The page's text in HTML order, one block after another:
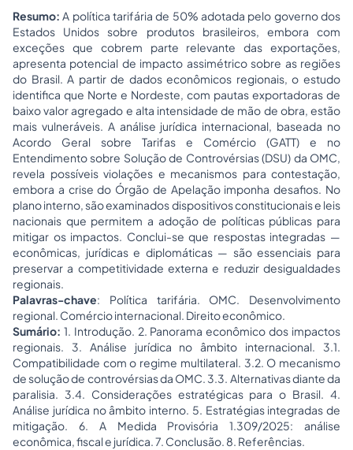
Resumo:A política tarifária de 50% adotada pelo governo dos
Estados Unidos sobre produtos brasileiros, embora com
exceções que cobrem parte relevante das exportações,
apresenta potencial de impacto assimétrico sobre as regiões
do Brasil. A partir de dados econômicos regionais, o estudo
identifica que Norte e Nordeste, com pautas exportadoras de
baixo valor agregado e alta intensidade de mão de obra, estão
mais vulneráveis. A análise jurídica internacional, baseada no
Acordo Geral sobre Tarifas e Comércio (GATT) e no
Entendimento sobre Solução de Controvérsias (DSU) da OMC,
revela possíveis violações e mecanismos para contestação,
embora a crise do Órgão de Apelação imponha desafios. No
plano interno, são examinados dispositivos constitucionais e leis
nacionais que permitem a adoção de políticas públicas para
mitigar os impactos. Conclui-se que respostas integradas —
econômicas, jurídicas e diplomáticas — são essenciais para
preservar a competitividade externa e reduzir desigualdades
regionais.
Palavras-chave: Política tarifária. OMC. Desenvolvimento
regional. Comércio internacional. Direito econômico.
Sumário: 1. Introdução. 2. Panorama econômico dos impactos
regionais. 3. Análise jurídica no âmbito internacional. 3.1.
Compatibilidade com o regime multilateral. 3.2. O mecanismo
de solução de controvérsias da OMC. 3.3. Alternativas diante da
paralisia. 3.4. Considerações estratégicas para o Brasil. 4.
Análise jurídica no âmbito interno. 5. Estratégias integradas de
mitigação. 6. A Medida Provisória 1.309/2025: análise
econômica, fiscal e jurídica. 7. Conclusão. 8. Referências.